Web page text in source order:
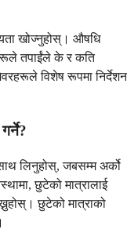
खोज्नुहोस्। औषधि
तपाईंले के र कति
विशेष रूपमा निर्देशन
लिनुहोस्, जबसम्म अर्को
छुटेको मात्रालाई
छुटेको मात्राको